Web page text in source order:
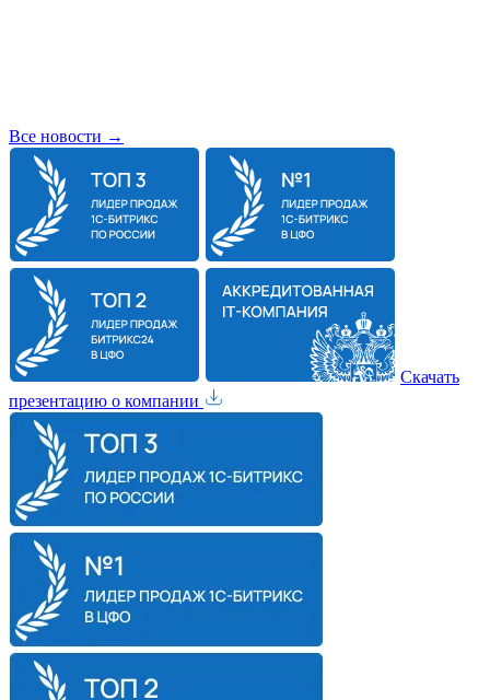
Все новости →
Скачать
презентацию о компании